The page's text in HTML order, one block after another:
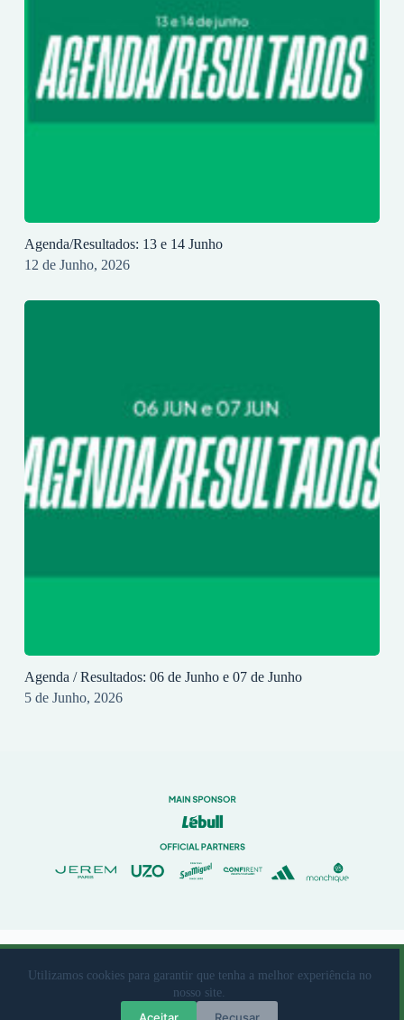
Utilizamos cookies para garantir que tenha a melhor experiência no
nosso site.
Aceitar Recusar
Agenda/Resultados: 13 e 14 Junho
12 de Junho, 2026
Agenda / Resultados: 06 de Junho e 07 de Junho
5 de Junho, 2026
© 2023 Rio Ave Futebol Clube Desenvolvido porbrandit
Livro de Reclamações|Termos de Utilização